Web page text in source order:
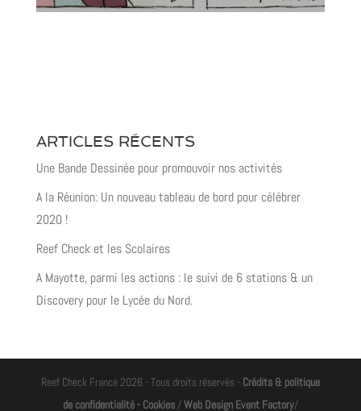
ARTICLES RÉCENTS
Une Bande Dessinée pour promouvoir nos activités
A la Réunion: Un nouveau tableau de bord pour célébrer
2020 !
Reef Check et les Scolaires
A Mayotte, parmi les actions : le suivi de 6 stations & un
Discovery pour le Lycée du Nord.
Reef Check France 2026 - Tous droits réservés - Crédits & politique
de confidentialité - Cookies /Web Design Event Factory/